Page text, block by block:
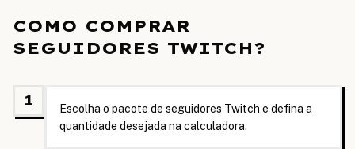
COMO COMPRAR
SEGUIDORES TWITCH?
1
Escolha o pacote de seguidores Twitch e defina a
quantidade desejada na calculadora.